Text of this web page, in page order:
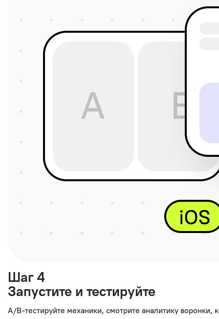
Шаг 4
Запустите и тестируйте
A/B-тестируйте механики, смотрите аналитику